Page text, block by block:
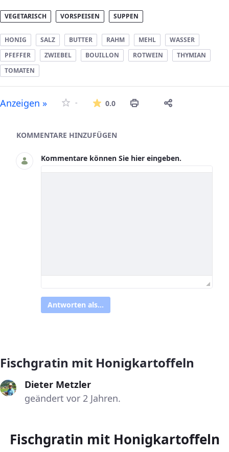
VEGETARISCH VORSPEISEN SUPPEN
HONIG SALZ BUTTER RAHM MEHL
WASSER
PFEFFER
ZWIEBEL BOUILLON ROTWEIN
THYMIAN
TOMATEN
Anzeigen » - 0.0Die durchschnittliche
Asset-Herausgeber
KOMMENTARE HINZUFÜGEN
Kommentare können Sie hier eingeben.
Antworten als...
Fischgratin mit Honigkartoffeln
Dieter Metzler
geändert vor 2 Jahren.
Fischgratin mit Honigkartoffeln